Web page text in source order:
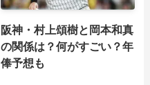
阪神・村上頌樹と岡本和真
の関係は？何がすごい？年
俸予想も